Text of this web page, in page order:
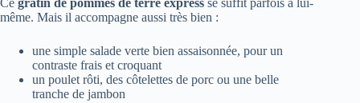
même. Mais il accompagne aussi très bien :
une simple salade verte bien assaisonnée, pour un
contraste frais et croquant
un poulet rôti, des côtelettes de porc ou une belle
tranche de jambon